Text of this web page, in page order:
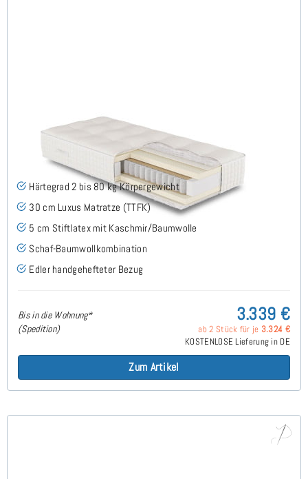
ARMINIUS H2 TTFK Luxus Matratze 120x220 cm -
Sonderanfertigung
Härtegrad 2 bis 80 kg Körpergewicht
30 cm Luxus Matratze (TTFK)
5 cm Stiftlatex mit Kaschmir/Baumwolle
Schaf-Baumwollkombination
Edler handgehefteter Bezug
Bis in die Wohnung*
(Spedition)
3.339 €
ab 2 Stück für je 3.324 €
KOSTENLOSE Lieferung in DE
Zum Artikel